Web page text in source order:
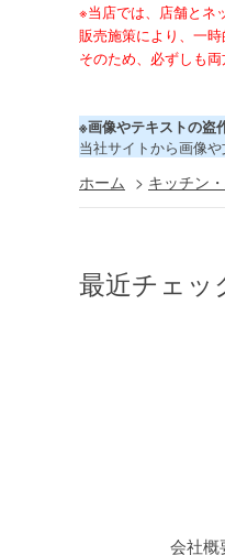
※当店では、店舗とネ
販売施策により、一
そのため、必ずしも
※画像やテキストの盗
当社サイトから画像
ホーム > キッチン
最近チェッ
会社概